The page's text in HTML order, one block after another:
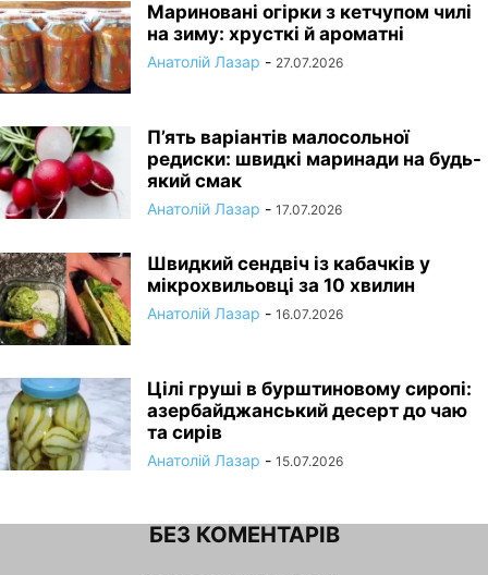
Мариновані огірки з кетчупом чилі
на зиму: хрусткі й ароматні
Анатолій Лазар - 27.07.2026
П’ять варіантів малосольної
редиски: швидкі маринади на будь-
який смак
Анатолій Лазар - 17.07.2026
Швидкий сендвіч із кабачків у
мікрохвильовці за 10 хвилин
Анатолій Лазар - 16.07.2026
Цілі груші в бурштиновому сиропі:
азербайджанський десерт до чаю
та сирів
Анатолій Лазар - 15.07.2026
БЕЗ КОМЕНТАРІВ